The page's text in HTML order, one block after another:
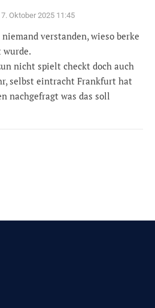
7. Oktober 2025 11:45
verstanden, wieso berke
wurde.
nicht spielt checkt doch auch
selbst eintracht Frankfurt hat
nachgefragt was das soll